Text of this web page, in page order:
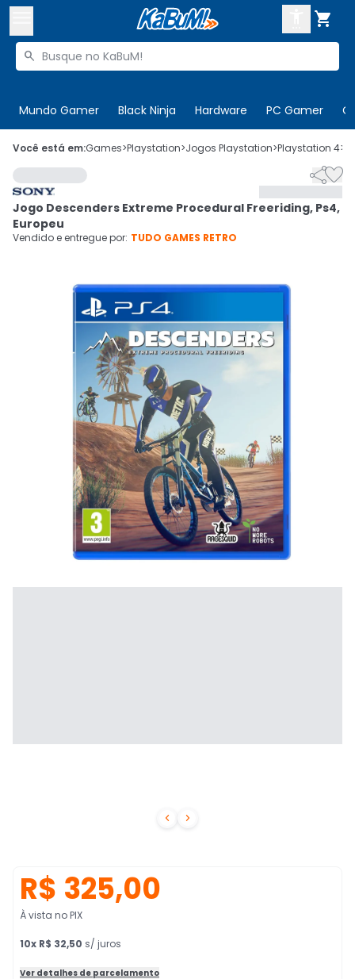

Buscar produtos

Mundo Gamer Black Ninja Hardware PC Gamer
 Olá. Acesse sua conta
 Departamentos
Cupons
Ativar tradutor em libras
CADASTRE-SE
Você está em:Games>Playstation>Jogos Playstation>Playstation 4>
 

Jogo Descenders Extreme Procedural Freeriding, Ps4,
Europeu
Vendido e entregue por: TUDO GAMES RETRO
R$ 325,00
À vista no PIX
10x R$ 32,50 s/ juros
Ver detalhes de parcelamento